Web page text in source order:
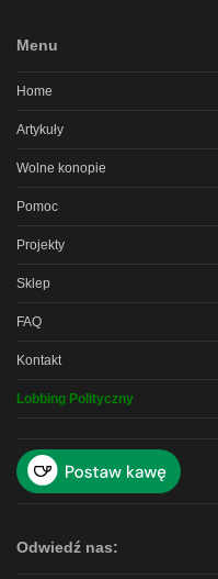
Menu
Home
Artykuły
Wolne konopie
Pomoc
Projekty
Sklep
FAQ
Kontakt
Lobbing Polityczny
Odwiedź nas: